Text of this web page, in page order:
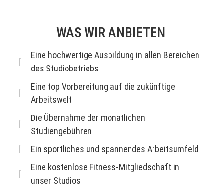
WAS WIR ANBIETEN
Eine hochwertige Ausbildung in allen Bereichen
des Studiobetriebs
Eine top Vorbereitung auf die zukünftige
Arbeitswelt
Die Übernahme der monatlichen
Studiengebühren
Ein sportliches und spannendes Arbeitsumfeld
Eine kostenlose Fitness-Mitgliedschaft in
unser Studios